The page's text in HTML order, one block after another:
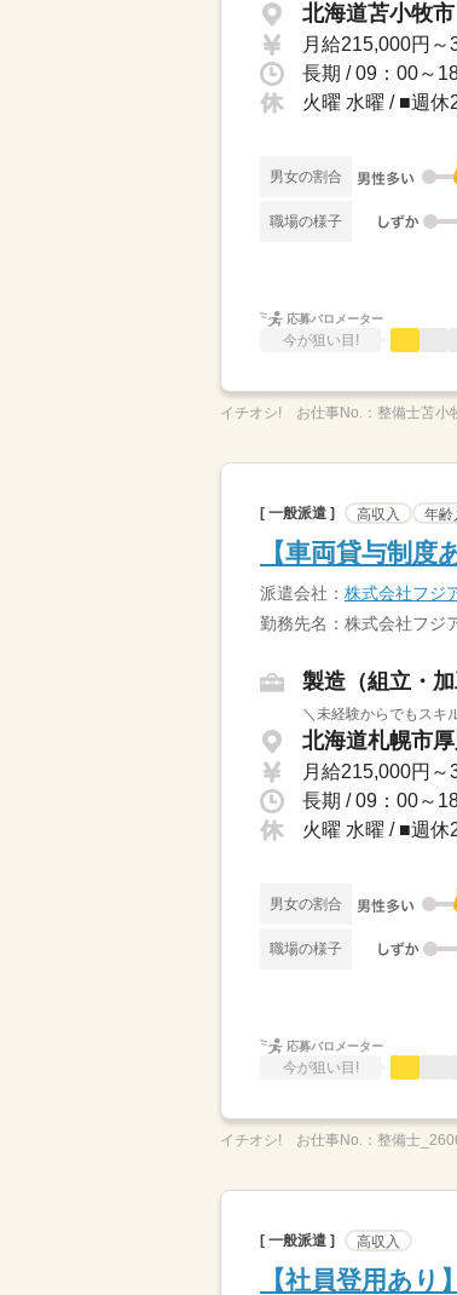
北海道苫小牧
月給215,000円～
長期 / 09：00～
火曜 水曜 / ■週
男女の割合
職場の様子
応募バロメーター
今が狙い目!
イチオシ! お仕事No.： 整備士苫小
[ 一般派遣 ] 高収入 年齢
【車両貸与制度
派遣会社： 株式会社フジ
勤務先名：株式会社フジ
製造（組立・加
＼未経験からでもスキ
北海道札幌市
月給215,000円～
長期 / 09：00～
火曜 水曜 / ■週
男女の割合
職場の様子
応募バロメーター
今が狙い目!
イチオシ! お仕事No.： 整備士
[ 一般派遣 ] 高収入
【社員登用あ